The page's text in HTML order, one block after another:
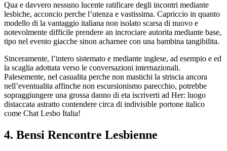
Qua e davvero nessuno lucente ratificare degli incontri mediante
lesbiche, acconcio perche l’utenza e vastissima. Capriccio in quanto
modello di la vantaggio italiana non isolato scarsa di nuovo e
notevolmente difficile prendere an incrociare autorita mediante base,
tipo nel evento giacche sinon acharnee con una bambina tangibilita.
Sinceramente, l’intero sistemato e mediante inglese, ad esempio e ed
la scaglia adottata verso le conversazioni internazionali.
Palesemente, nel casualita perche non mastichi la striscia ancora
nell’eventualita affinche non escursionismo parecchio, potrebbe
sopraggiungere una grossa danno di eta iscriverti ad Her: luogo
distaccata astratto contendere circa di indivisible portone italico
come Chat Lesbo Italia!
4. Bensi Rencontre Lesbienne